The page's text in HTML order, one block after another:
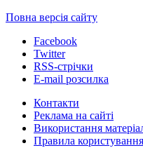
Повна версія сайту
Facebook
Twitter
RSS-стрічки
E-mail розсилка
Контакти
Реклама на сайті
Використання
Правила